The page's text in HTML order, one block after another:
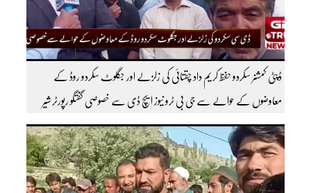
ڈپٹی کمشنر سکردو حفظ کریم داد چقتائی کی زلزلے اور جگلوٹ سکردو روڈ کے
معاوضوں کے حوالے سے جی بی ٹرو نیوز ایچ ڈی سے خصوصی گفتگو رپورٹر شیر
افضل روندو